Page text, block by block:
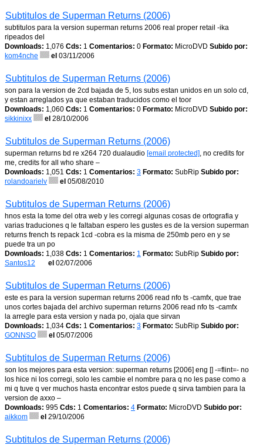
Subtitulos de Superman Returns (2006)
subtitulos para la version superman returns 2006 real proper retail -ika
ripeados del
Downloads: 1,076 Cds: 1 Comentarios: 0 Formato: MicroDVD Subido por:
kom4nche
el 03/11/2006
Subtitulos de Superman Returns (2006)
son para la version de 2cd bajada de 5, los subs estan unidos en un solo cd,
y estan arreglados ya que estaban traducidos como el toor
Downloads: 1,060 Cds: 1 Comentarios: 0 Formato: MicroDVD Subido por:
sikkinixx
el 28/10/2006
Subtitulos de Superman Returns (2006)
superman returns bd re x264 720 dualaudio [email protected], no credits for
me, credits for all who share –
Downloads: 1,051 Cds: 1 Comentarios: 3 Formato: SubRip Subido por:
rolandoarielv
el 05/08/2010
Subtitulos de Superman Returns (2006)
hnos esta la tome del otra web y les corregi algunas cosas de ortografia y
varias traduciones q le faltaban espero les gustes es de la version superman
returns french ts repack 1cd -cobra es la misma de 250mb pero en y se
puede tra un po
Downloads: 1,038 Cds: 1 Comentarios: 1 Formato: SubRip Subido por:
Santos12
el 02/07/2006
Subtitulos de Superman Returns (2006)
este es para la version superman returns 2006 read nfo ts -camfx, que trae
unos cortes bajada del archivo superman returns 2006 read nfo ts -camfx
la arregle para esta version y nada po, ojala que sirvan
Downloads: 1,034 Cds: 1 Comentarios: 3 Formato: SubRip Subido por:
GONNSO
el 05/07/2006
Subtitulos de Superman Returns (2006)
son los mejores para esta version: superman returns [2006] eng [] -=flint=- no
los hice ni los corregi, solo les cambie el nombre para q no les pase como a
mi q tuve q ver muchos hasta encontrar estos puede q sirva tambien para la
version de axxo –
Downloads: 995 Cds: 1 Comentarios: 4 Formato: MicroDVD Subido por:
aikkom
el 29/10/2006
Subtitulos de Superman Returns (2006)